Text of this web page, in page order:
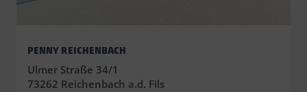
PENNY REICHENBACH
Ulmer Straße 34/1
73262 Reichenbach a.d. Fils